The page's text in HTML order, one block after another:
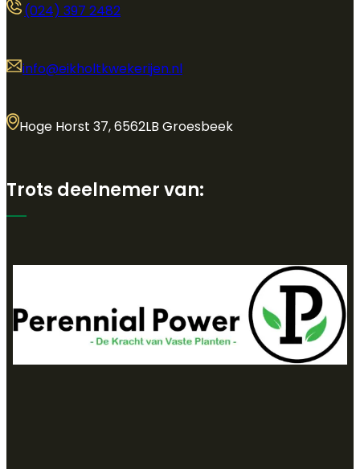
(024) 397 2482
info@eikholtkwekerijen.nl
Hoge Horst 37, 6562LB Groesbeek
Trots deelnemer van: